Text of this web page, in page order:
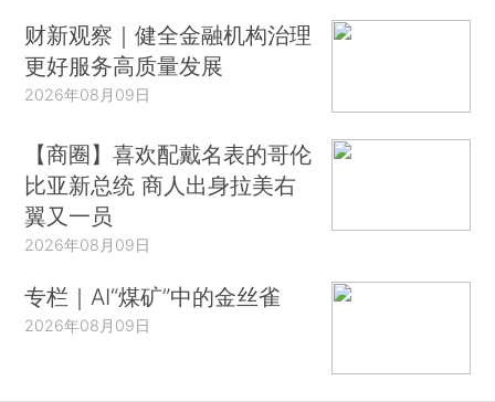
财新观察｜健全金融机构治理
更好服务高质量发展
2026年08月09日
【商圈】喜欢配戴名表的哥伦
比亚新总统 商人出身拉美右
翼又一员
2026年08月09日
专栏｜AI“煤矿”中的金丝雀
2026年08月09日